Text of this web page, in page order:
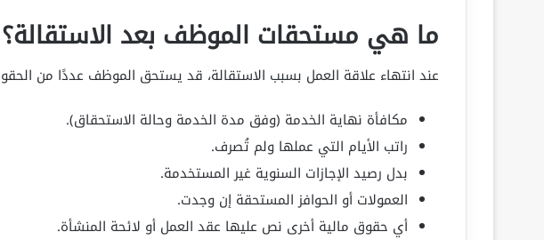
ما هي مستحقات الموظف بعد الاستقالة؟
عند انتهاء علاقة العمل بسبب الاستقالة، قد يستحق الموظف عددًا من
مكافأة نهاية الخدمة (وفق مدة الخدمة وحالة الاستحقاق).
راتب الأيام التي عملها ولم تُصرف.
بدل رصيد الإجازات السنوية غير المستخدمة.
العمولات أو الحوافز المستحقة إن وجدت.
أي حقوق مالية أخرى نص عليها عقد العمل أو لائحة المنشأة.